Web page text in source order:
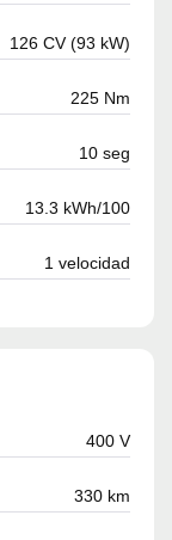
126 CV (93 kW)
225 Nm
10 seg
13.3 kWh/100
1 velocidad
400 V
330 km